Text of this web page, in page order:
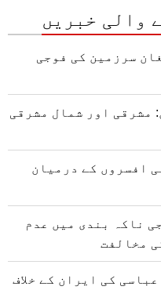
والی خبریں
سرزمین کی فوجی
مشرقی اور شمال مشرقی
افسروں کے درمیان
ناکہ بندی میں عدم
مخالفت
کی ایران کے خلاف